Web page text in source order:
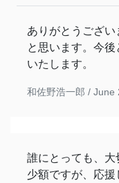
ありがとうござ
と思います。今
いたします。
和佐野浩一郎 / June
誰にとっても、大
少額ですが、応援